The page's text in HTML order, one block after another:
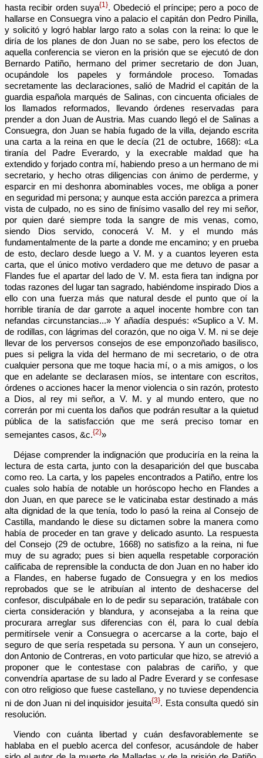
hasta recibir orden suya{1}. Obedeció el príncipe; pero a poco de
hallarse en Consuegra vino a palacio el capitán don Pedro Pinilla,
y solicitó y logró hablar largo rato a solas con la reina: lo que le
diría de los planes de don Juan no se sabe, pero los efectos de
aquella conferencia se vieron en la prisión que se ejecutó de don
Bernardo Patiño, hermano del primer secretario de don Juan,
ocupándole los papeles y formándole proceso. Tomadas
secretamente las declaraciones, salió de Madrid el capitán de la
guardia española marqués de Salinas, con cincuenta oficiales de
los llamados reformados, llevando órdenes reservadas para
prender a don Juan de Austria. Mas cuando llegó el de Salinas a
Consuegra, don Juan se había fugado de la villa, dejando escrita
una carta a la reina en que le decía (21 de octubre, 1668): «La
tiranía del Padre Everardo, y la execrable maldad que ha
extendido y forjado contra mí, habiendo preso a un hermano de mi
secretario, y hecho otras diligencias con ánimo de perderme, y
esparcir en mi deshonra abominables voces, me obliga a poner
en seguridad mi persona; y aunque esta acción parezca a primera
vista de culpado, no es sino de finísimo vasallo del rey mi señor,
por quien daré siempre toda la sangre de mis venas, como,
siendo Dios servido, conocerá V. M. y el mundo más
fundamentalmente de la parte a donde me encamino; y en prueba
de esto, declaro desde luego a V. M. y a cuantos leyeren esta
carta, que el único motivo verdadero que me detuvo de pasar a
Flandes fue el apartar del lado de V. M. esta fiera tan indigna por
todas razones del lugar tan sagrado, habiéndome inspirado Dios a
ello con una fuerza más que natural desde el punto que oí la
horrible tiranía de dar garrote a aquel inocente hombre con tan
nefandas circunstancias...» Y añadía después: «Suplico a V. M.
de rodillas, con lágrimas del corazón, que no oiga V. M. ni se deje
llevar de los perversos consejos de ese emponzoñado basilisco,
pues si peligra la vida del hermano de mi secretario, o de otra
cualquier persona que me toque hacia mí, o a mis amigos, o los
que en adelante se declarasen míos, se intentare con escritos,
órdenes o acciones hacer la menor violencia o sin razón, protesto
a Dios, al rey mi señor, a V. M. y al mundo entero, que no
correrán por mi cuenta los daños que podrán resultar a la quietud
pública de la satisfacción que me será preciso tomar en
semejantes casos, &c.{2}»
Déjase comprender la indignación que produciría en la reina la
lectura de esta carta, junto con la desaparición del que buscaba
como reo. La carta, y los papeles encontrados a Patiño, entre los
cuales solo había de notable un horóscopo hecho en Flandes a
don Juan, en que parece se le vaticinaba estar destinado a más
alta dignidad de la que tenía, todo lo pasó la reina al Consejo de
Castilla, mandando le diese su dictamen sobre la manera como
había de proceder en tan grave y delicado asunto. La respuesta
del Consejo (29 de octubre, 1668) no satisfizo a la reina, ni fue
muy de su agrado; pues si bien aquella respetable corporación
calificaba de reprensible la conducta de don Juan en no haber ido
a Flandes, en haberse fugado de Consuegra y en los medios
reprobados que se le atribuían al intento de deshacerse del
confesor, disculpábale en lo de pedir su separación, tratábale con
cierta consideración y blandura, y aconsejaba a la reina que
procurara arreglar sus diferencias con él, para lo cual debía
permitírsele venir a Consuegra o acercarse a la corte, bajo el
seguro de que sería respetada su persona. Y aun un consejero,
don Antonio de Contreras, en voto particular que hizo, se atrevió a
proponer que le contestase con palabras de cariño, y que
convendría apartase de su lado al Padre Everard y se confesase
con otro religioso que fuese castellano, y no tuviese dependencia
ni de don Juan ni del inquisidor jesuita{3}. Esta consulta quedó sin
resolución.
Viendo con cuánta libertad y cuán desfavorablemente se
hablaba en el pueblo acerca del confesor, acusándole de haber